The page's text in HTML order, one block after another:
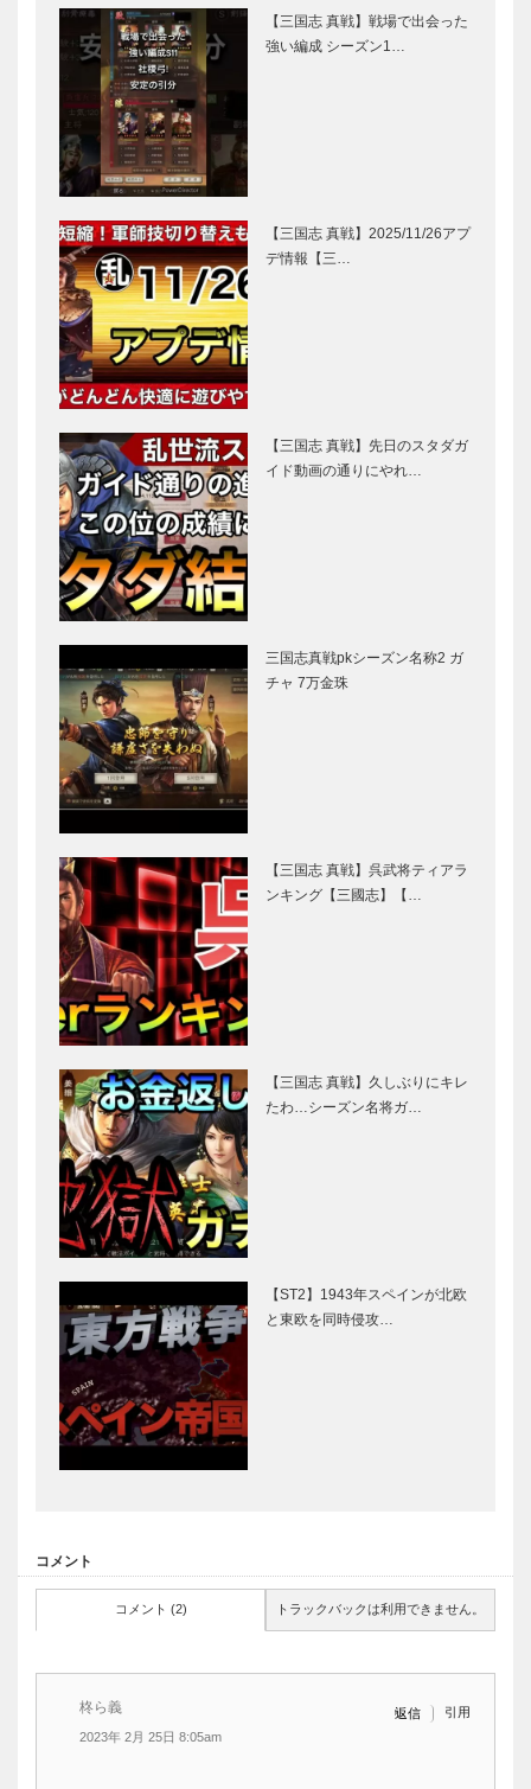
【三国志 真戦】戦場で出会った
強い編成 シーズン1…
【三国志 真戦】2025/11/26アプ
デ情報【三…
【三国志 真戦】先日のスタダガ
イド動画の通りにやれ…
三国志真戦pkシーズン名称2 ガ
チャ 7万金珠
【三国志 真戦】呉武将ティアラ
ンキング【三國志】【…
【三国志 真戦】久しぶりにキレ
たわ…シーズン名将ガ…
【ST2】1943年スペインが北欧
と東欧を同時侵攻…
コメント
コメント (2) トラックバックは利用できません。
柊ら義
2023年 2月 25日 8:05am
返信 引用